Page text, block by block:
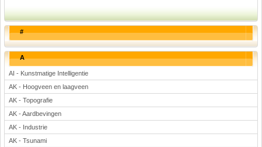
Levensbeschouwing
Muziek
Natuurkunde
Nederlands
Rekenen
Scheikunde
Sport
Techniek
#
A
AI - Kunstmatige Intelligentie
AK - Hoogveen en laagveen
AK - Topografie
AK - Aardbevingen
AK - Industrie
AK - Tsunami